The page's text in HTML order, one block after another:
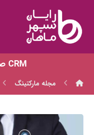
CRM صنعت ساختمانی
مجله مارکتینگ